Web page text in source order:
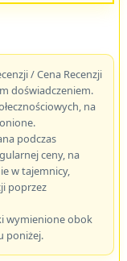
/ Cena Recenzji
doświadczeniem.
na
podczas
ceny, na
w tajemnicy,
poprzez
wymienione obok
poniżej.